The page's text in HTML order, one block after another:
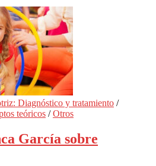
Diagnóstico y tratamiento /
teóricos /Otros
García sobre